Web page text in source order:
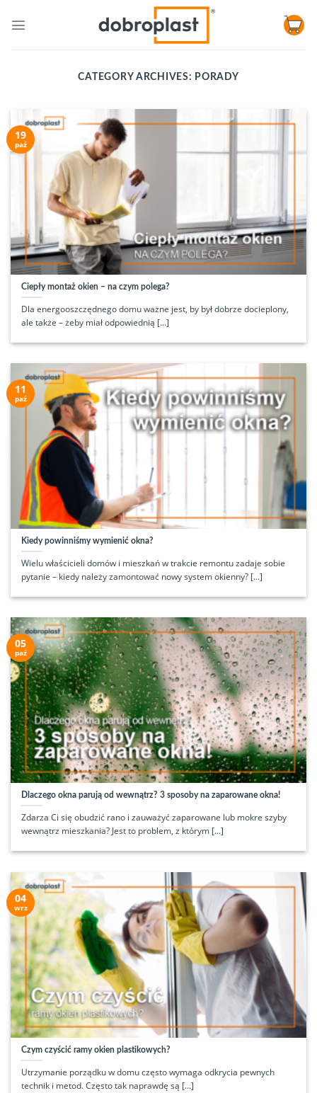
CATEGORY ARCHIVES: PORADY
Ciepły montaż okien – na czym polega?
Dla energooszczędnego domu ważne jest, by był dobrze docieplony,
ale także – żeby miał odpowiednią [...]
19
paź
Kiedy powinniśmy wymienić okna?
Wielu właścicieli domów i mieszkań w trakcie remontu zadaje sobie
pytanie – kiedy należy zamontować nowy system okienny? [...]
11
paź
Dlaczego okna parują od wewnątrz? 3 sposoby na zaparowane okna!
Zdarza Ci się obudzić rano i zauważyć zaparowane lub mokre szyby
wewnątrz mieszkania? Jest to problem, z którym [...]
05
paź
Czym czyścić ramy okien plastikowych?
Utrzymanie porządku w domu często wymaga odkrycia pewnych
technik i metod. Często tak naprawdę są [...]
04
wrz